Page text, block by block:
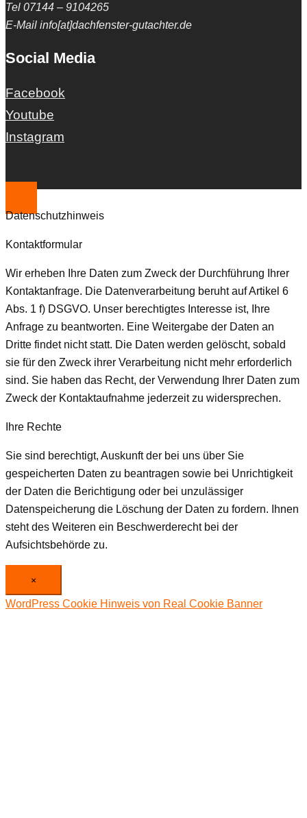
Tel 07144 – 9104265
E-Mail info[at]dachfenster-gutachter.de
Social Media
Facebook
Youtube
Instagram
Datenschutzhinweis
Kontaktformular
Wir erheben Ihre Daten zum Zweck der Durchführung Ihrer
Kontaktanfrage. Die Datenverarbeitung beruht auf Artikel 6
Abs. 1 f) DSGVO. Unser berechtigtes Interesse ist, Ihre
Anfrage zu beantworten. Eine Weitergabe der Daten an
Dritte findet nicht statt. Die Daten werden gelöscht, sobald
sie für den Zweck ihrer Verarbeitung nicht mehr erforderlich
sind. Sie haben das Recht, der Verwendung Ihrer Daten zum
Zweck der Kontaktaufnahme jederzeit zu widersprechen.
Ihre Rechte
Sie sind berechtigt, Auskunft der bei uns über Sie
gespeicherten Daten zu beantragen sowie bei Unrichtigkeit
der Daten die Berichtigung oder bei unzulässiger
Datenspeicherung die Löschung der Daten zu fordern. Ihnen
steht des Weiteren ein Beschwerderecht bei der
Aufsichtsbehörde zu.
×
WordPress Cookie Hinweis von Real Cookie Banner